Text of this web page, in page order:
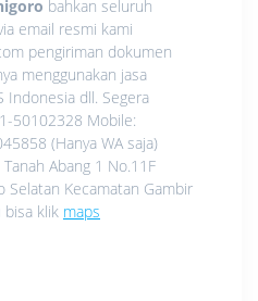
bahkan seluruh
email resmi kami
pengiriman dokumen
menggunakan jasa
Indonesia dll. Segera
50102328 Mobile:
(Hanya WA saja)
Abang 1 No.11F
Selatan Kecamatan Gambir
bisa klik maps